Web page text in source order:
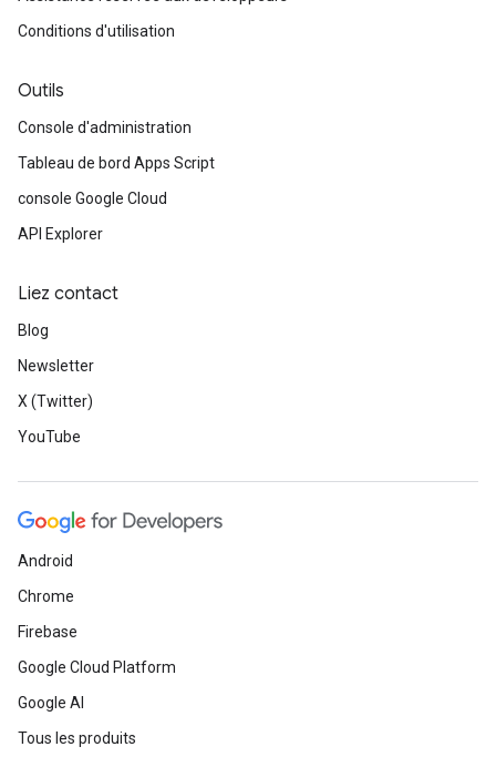
Conditions d'utilisation
Outils
Console d'administration
Tableau de bord Apps Script
console Google Cloud
API Explorer
Liez contact
Blog
Newsletter
X (Twitter)
YouTube
Android
Chrome
Firebase
Google Cloud Platform
Google AI
Tous les produits